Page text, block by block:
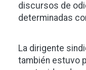
discursos de
determinadas
La dirigente
también estuvo